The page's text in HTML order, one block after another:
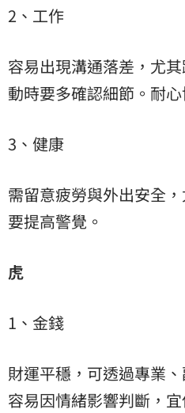
2、工作
容易出現溝通落差，尤
動時要多確認細節。耐
3、健康
需留意疲勞與外出安全
要提高警覺。
虎
1、金錢
財運平穩，可透過專業
容易因情緒影響判斷，宜